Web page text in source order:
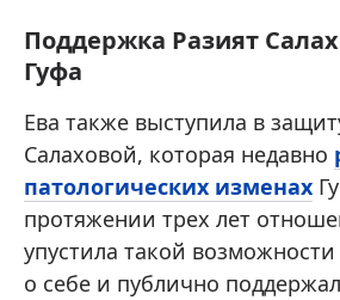
Поддержка Разият
Гуфа
Ева также выступила в
Салаховой, которая недавно
патологических изменах
протяжении трех лет
упустила такой
о себе и публично